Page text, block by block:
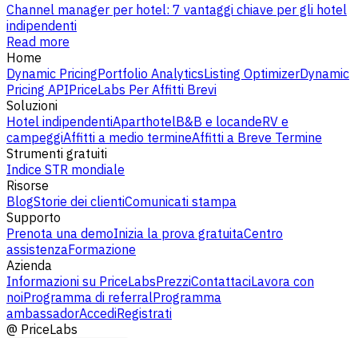
Channel manager per hotel: 7 vantaggi chiave per gli hotel
indipendenti
Read more
Home
Dynamic PricingPortfolio AnalyticsListing OptimizerDynamic
Pricing APIPriceLabs Per Affitti Brevi
Soluzioni
Hotel indipendentiAparthotelB&B e locandeRV e
campeggiAffitti a medio termineAffitti a Breve Termine
Strumenti gratuiti
Indice STR mondiale
Risorse
BlogStorie dei clientiComunicati stampa
Supporto
Prenota una demoInizia la prova gratuitaCentro
assistenzaFormazione
Azienda
Informazioni su PriceLabsPrezziContattaciLavora con
noiProgramma di referralProgramma
ambassadorAccediRegistrati
@ PriceLabs